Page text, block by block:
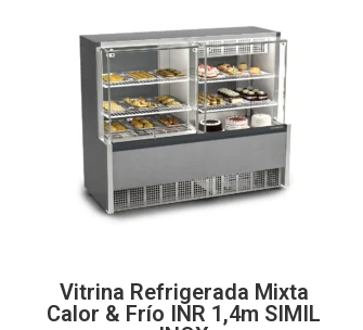
Vitrina Refrigerada Mixta
Calor & Frío INR 1,4m SIMIL